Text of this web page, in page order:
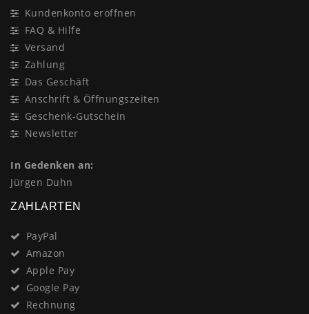
Kundenkonto eröffnen
FAQ & Hilfe
Versand
Zahlung
Das Geschäft
Anschrift & Öffnungszeiten
Geschenk-Gutschein
Newsletter
In Gedenken an:
Jürgen Duhn
ZAHLARTEN
PayPal
Amazon
Apple Pay
Google Pay
Rechnung